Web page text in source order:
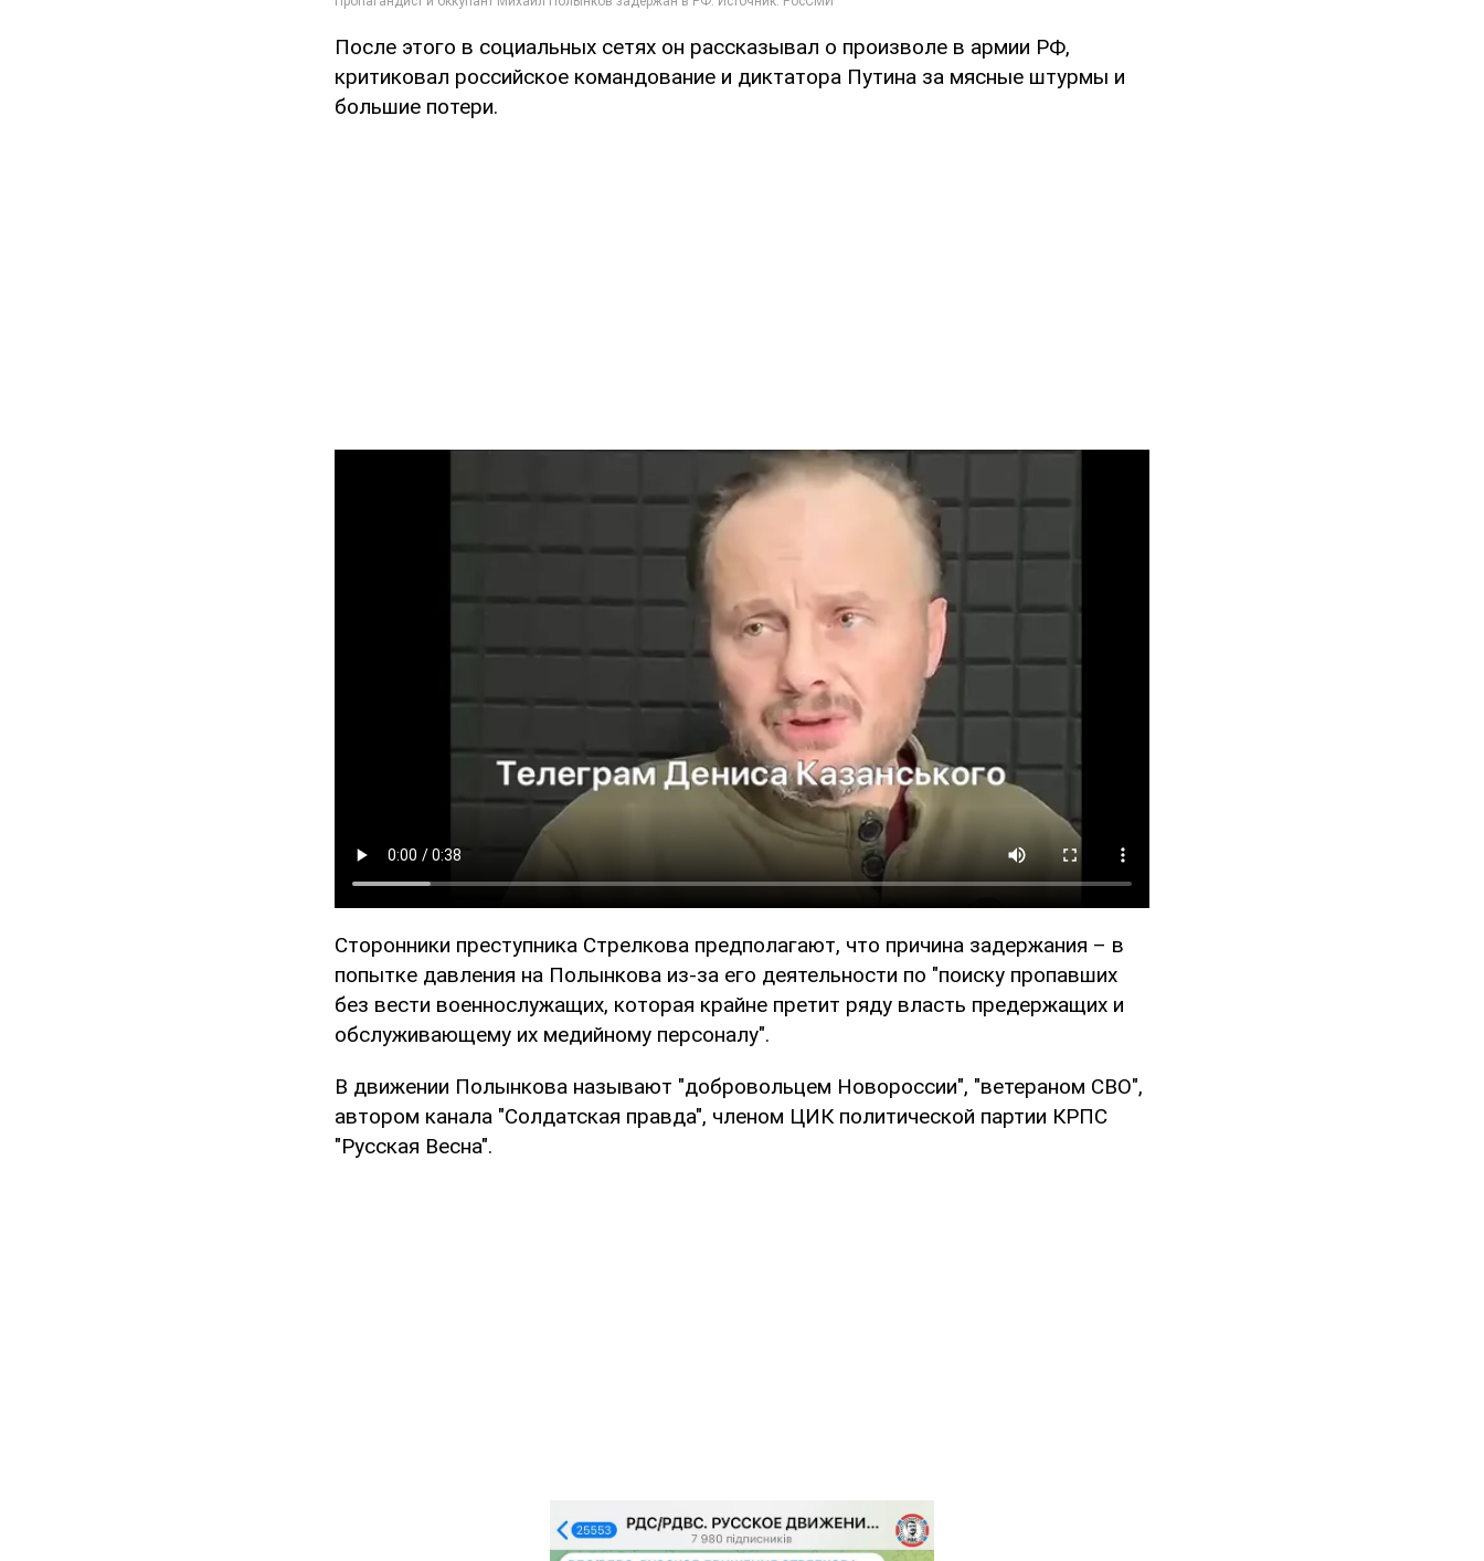
После этого в социальных сетях он рассказывал о произволе в армии РФ,
критиковал российское командование и диктатора Путина за мясные штурмы и
большие потери.
Сторонники преступника Стрелкова предполагают, что причина задержания – в
попытке давления на Полынкова из-за его деятельности по "поиску пропавших
без вести военнослужащих, которая крайне претит ряду власть предержащих и
обслуживающему их медийному персоналу".
В движении Полынкова называют "добровольцем Новороссии", "ветераном СВО",
автором канала "Солдатская правда", членом ЦИК политической партии КРПС
"Русская Весна".